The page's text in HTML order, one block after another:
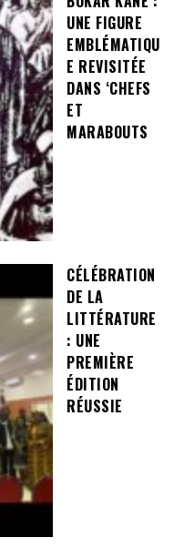
UNE FIGURE
EMBLÉMATIQU
E REVISITÉE
DANS ‘CHEFS
ET
MARABOUTS
CÉLÉBRATION
DE LA
LITTÉRATURE
: UNE
PREMIÈRE
ÉDITION
RÉUSSIE